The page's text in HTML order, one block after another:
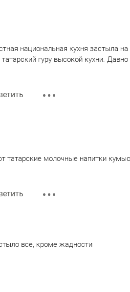
национальная кухня застыла
гуру высокой кухни.
татарские молочные напитки
все, кроме жадности